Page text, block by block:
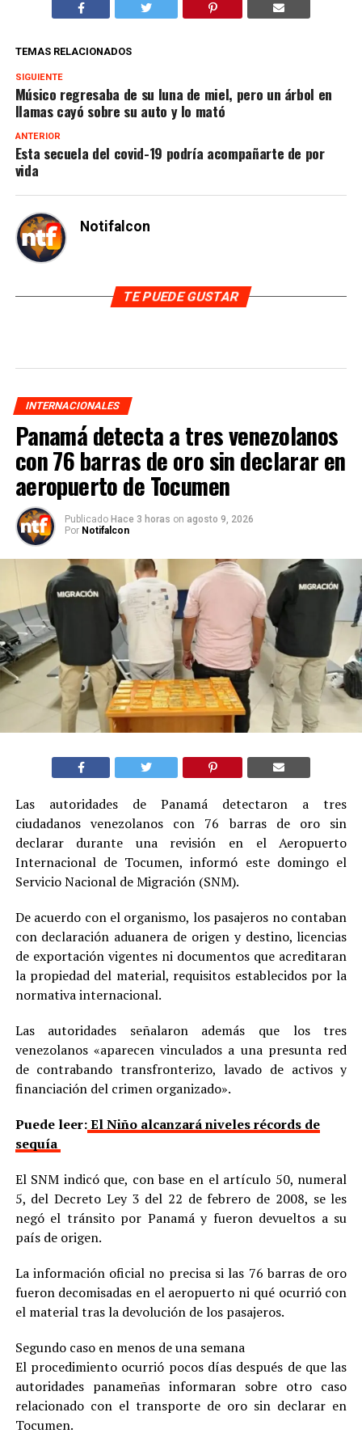
TEMAS RELACIONADOS
SIGUIENTE
Músico regresaba de su luna de miel, pero un árbol en
llamas cayó sobre su auto y lo mató
ANTERIOR
Esta secuela del covid-19 podría acompañarte de por
vida
Notifalcon
TE PUEDE GUSTAR
INTERNACIONALES
Panamá detecta a tres venezolanos
con 76 barras de oro sin declarar en
aeropuerto de Tocumen
Publicado Hace 3 horas on agosto 9, 2026
Por Notifalcon
Las autoridades de Panamá detectaron a tres
ciudadanos venezolanos con 76 barras de oro sin
declarar durante una revisión en el Aeropuerto
Internacional de Tocumen, informó este domingo el
Servicio Nacional de Migración (SNM).
De acuerdo con el organismo, los pasajeros no contaban
con declaración aduanera de origen y destino, licencias
de exportación vigentes ni documentos que acreditaran
la propiedad del material, requisitos establecidos por la
normativa internacional.
Las autoridades señalaron además que los tres
venezolanos «aparecen vinculados a una presunta red
de contrabando transfronterizo, lavado de activos y
financiación del crimen organizado».
Puede leer:El Niño alcanzará niveles récords de
sequía
El SNM indicó que, con base en el artículo 50, numeral
5, del Decreto Ley 3 del 22 de febrero de 2008, se les
negó el tránsito por Panamá y fueron devueltos a su
país de origen.
La información oficial no precisa si las 76 barras de oro
fueron decomisadas en el aeropuerto ni qué ocurrió con
el material tras la devolución de los pasajeros.
Segundo caso en menos de una semana
El procedimiento ocurrió pocos días después de que las
autoridades panameñas informaran sobre otro caso
relacionado con el transporte de oro sin declarar en
Tocumen.